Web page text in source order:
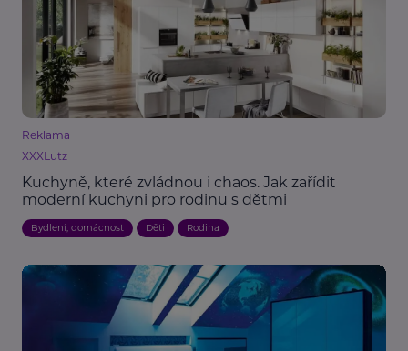
Reklama
XXXLutz
Kuchyně, které zvládnou i chaos. Jak zařídit
moderní kuchyni pro rodinu s dětmi
Bydlení, domácnost Děti Rodina